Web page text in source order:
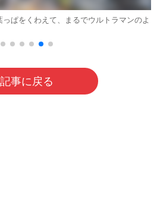
ぱをくわえて、まるでウルトラマンのよ
記事に戻る